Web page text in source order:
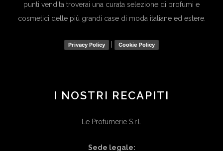
punti vendita troverai una curata selezione di profumi e
cosmetici delle più grandi case di moda italiane ed estere.
Privacy Policy Cookie Policy
I NOSTRI RECAPITI
Le Profumerie S.r.l.
Sede legale: